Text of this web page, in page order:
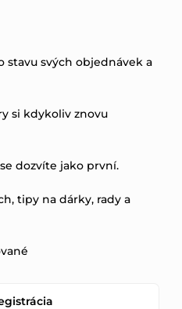
svých objednávek a
si kdykoliv znovu
dozvíte jako první.
tipy na dárky, rady a